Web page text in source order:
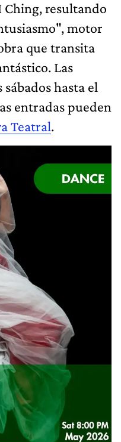
Ching, resultando
motor
que transita
Las
hasta el
entradas pueden
Teatral.